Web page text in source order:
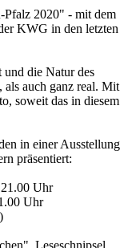
Pfalz 2020" - mit dem
KWG in den letzten
die Natur des
auch ganz real. Mit
soweit das in diesem
in einer Ausstellung
präsentiert:
Uhr
Uhr
Leseschnipsel